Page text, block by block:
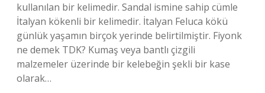
kullanılan bir kelimedir. Sandal ismine sahip cümle
İtalyan kökenli bir kelimedir. İtalyan Feluca kökü
günlük yaşamın birçok yerinde belirtilmiştir. Fiyonk
ne demek TDK? Kumaş veya bantlı çizgili
malzemeler üzerinde bir kelebeğin şekli bir kase
olarak…